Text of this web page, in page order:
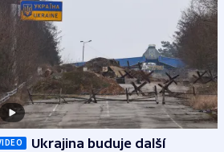
Ukrajina buduje další